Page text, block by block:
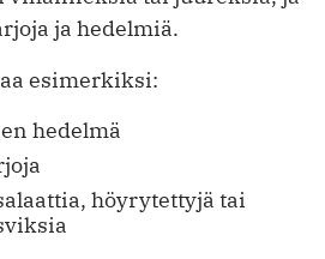
ja hedelmiä.
esimerkiksi:
hedelmä
höyrytettyjä tai